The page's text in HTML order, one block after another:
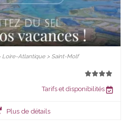
Loire-Atlantique > Saint-Molf
Tarifs et disponibilités
Plus de détails